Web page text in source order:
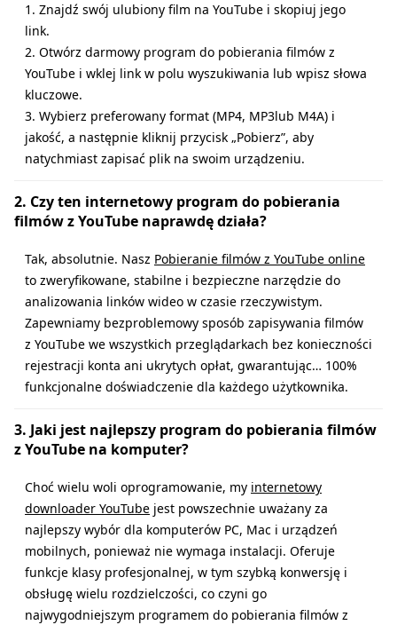
1. Znajdź swój ulubiony film na YouTube i skopiuj jego
link.
2. Otwórz darmowy program do pobierania filmów z
YouTube i wklej link w polu wyszukiwania lub wpisz słowa
kluczowe.
3. Wybierz preferowany format (MP4, MP3lub M4A) i
jakość, a następnie kliknij przycisk „Pobierz”, aby
natychmiast zapisać plik na swoim urządzeniu.
2. Czy ten internetowy program do pobierania
filmów z YouTube naprawdę działa?
Tak, absolutnie. Nasz Pobieranie filmów z YouTube online
to zweryfikowane, stabilne i bezpieczne narzędzie do
analizowania linków wideo w czasie rzeczywistym.
Zapewniamy bezproblemowy sposób zapisywania filmów
z YouTube we wszystkich przeglądarkach bez konieczności
rejestracji konta ani ukrytych opłat, gwarantując… 100%
funkcjonalne doświadczenie dla każdego użytkownika.
3. Jaki jest najlepszy program do pobierania filmów
z YouTube na komputer?
Choć wielu woli oprogramowanie, my internetowy
downloader YouTube jest powszechnie uważany za
najlepszy wybór dla komputerów PC, Mac i urządzeń
mobilnych, ponieważ nie wymaga instalacji. Oferuje
funkcje klasy profesjonalnej, w tym szybką konwersję i
obsługę wielu rozdzielczości, co czyni go
najwygodniejszym programem do pobierania filmów z